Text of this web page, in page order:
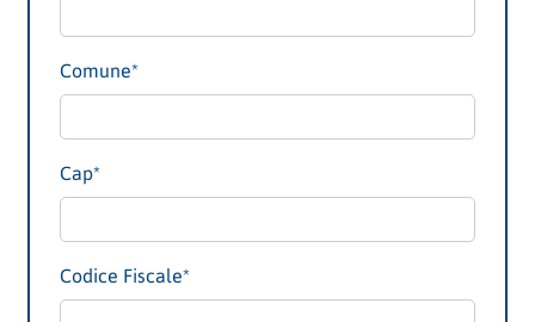
Comune*
Cap*
Codice Fiscale*